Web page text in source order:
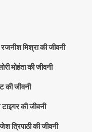
मिश्रा की जीवनी
की जीवनी
जीवनी
की जीवनी
की जीवनी